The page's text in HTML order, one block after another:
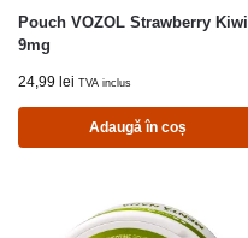
Pouch VOZOL Strawberry Kiwi
9mg
24,99 lei TVA inclus
Adaugă în coș